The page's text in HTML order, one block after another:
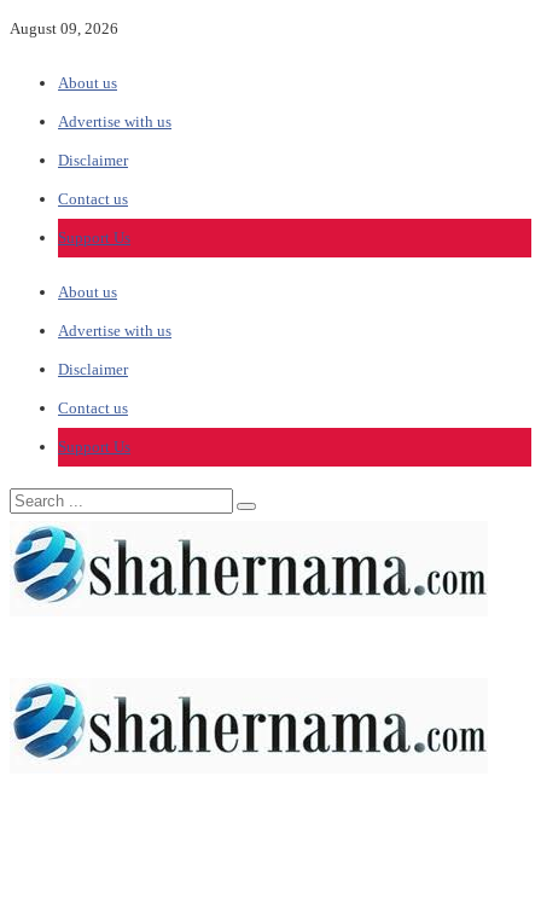
August 09, 2026
About us
Advertise with us
Disclaimer
Contact us
Support Us
About us
Advertise with us
Disclaimer
Contact us
Support Us